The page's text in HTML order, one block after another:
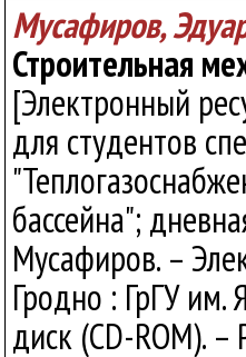
Мусафиров,
Строительная
[Электронный
для студентов
бассейна";
Мусафиров. –
Гродно : ГрГУ им.
диск (CD-ROM).